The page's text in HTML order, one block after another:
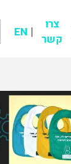
צרו
קשר
EN